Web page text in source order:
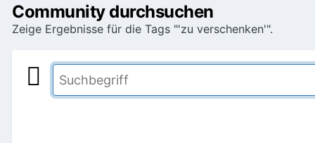
Community durchsuchen
Zeige Ergebnisse für die Tags "'zu verschenken'".